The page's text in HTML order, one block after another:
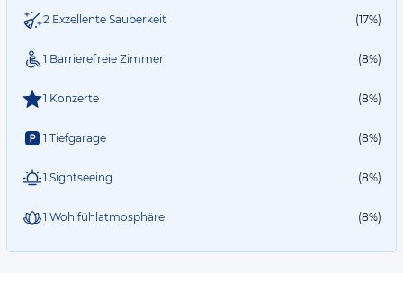
2 Exzellente Sauberkeit (17%)
1 Barrierefreie Zimmer (8%)
1 Konzerte (8%)
1 Tiefgarage (8%)
1 Sightseeing (8%)
1 Wohlfühlatmosphäre (8%)